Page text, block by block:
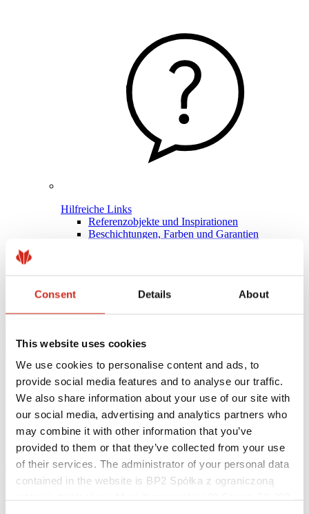
Consent Details About
This website uses cookies
We use cookies to personalise content and ads, to
provide social media features and to analyse our traffic.
We also share information about your use of our site with
our social media, advertising and analytics partners who
may combine it with other information that you’ve
provided to them or that they’ve collected from your use
of their services. The administrator of your personal data
contained in the website is BP2 Spółka z ograniczoną
Hilfreiche Links
Referenzobjekte und Inspirationen
Beschichtungen, Farben und Garantien
Herunterladen
eProfil
Startseite